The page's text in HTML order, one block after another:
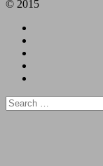
© 2015